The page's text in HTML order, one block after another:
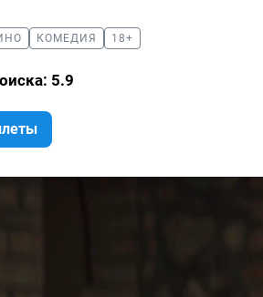
КОМЕДИЯ 18+
5.9